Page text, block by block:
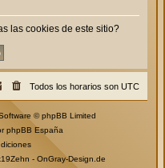
las cookies de este sitio?
Todos los horarios son UTC
© phpBB Limited
phpBB España
- OnGray-Design.de